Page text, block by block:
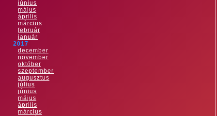
június
május
április
március
február
január
2017
december
november
október
szeptember
augusztus
július
június
május
április
március